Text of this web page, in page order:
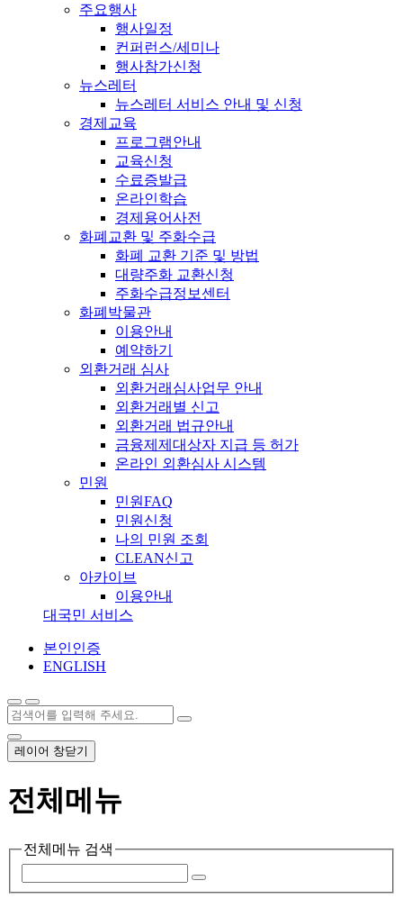
주요행사
행사일정
컨퍼런스/세미나
행사참가신청
뉴스레터
뉴스레터 서비스 안내 및 신청
경제교육
프로그램안내
교육신청
수료증발급
온라인학습
경제용어사전
화폐교환 및 주화수급
화폐 교환 기준 및 방법
대량주화 교환신청
주화수급정보센터
화폐박물관
이용안내
예약하기
외환거래 심사
외환거래심사업무 안내
외환거래별 신고
외환거래 법규안내
금융제제대상자 지급 등 허가
온라인 외환심사 시스템
민원
민원FAQ
민원신청
나의 민원 조회
CLEAN신고
아카이브
이용안내
대국민 서비스
본인인증
ENGLISH
레이어 창닫기
전체메뉴
전체메뉴 검색